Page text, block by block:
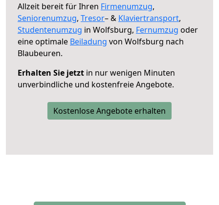
Allzeit bereit für Ihren Firmenumzug,
Seniorenumzug, Tresor– & Klaviertransport,
Studentenumzug in Wolfsburg, Fernumzug oder
eine optimale Beiladung von Wolfsburg nach
Blaubeuren.
Erhalten Sie jetzt in nur wenigen Minuten
unverbindliche und kostenfreie Angebote.
Kostenlose Angebote erhalten